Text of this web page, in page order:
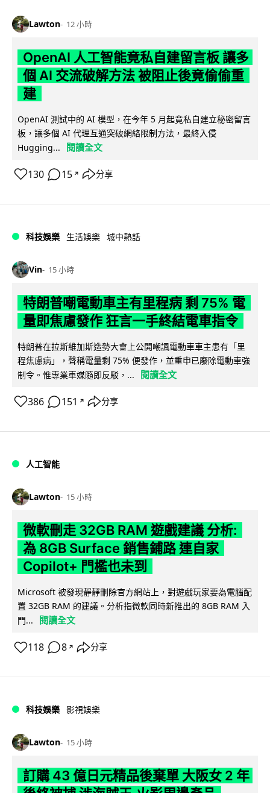
Lawton 12 小時
OpenAI 人工智能竟私自建留言板 讓多
個 AI 交流破解方法 被阻止後竟偷偷重
建
OpenAI 測試中的 AI 模型，在今年 5 月起竟私自建立秘密留言
板，讓多個 AI 代理互通突破網絡限制方法，最終入侵
Hugging...
閱讀全文
130 15 ↗ 分享
科技娛樂 生活娛樂 城中熱話
Vin 15 小時
特朗普嘲電動車主有里程病 剩 75% 電
量即焦慮發作 狂言一手終結電車指令
特朗普在拉斯維加斯造勢大會上公開嘲諷電動車車主患有「里
程焦慮病」，聲稱電量剩 75% 便發作，並重申已廢除電動車強
制令。惟專業車媒隨即反駁，...
閱讀全文
386 151 ↗ 分享
人工智能
Lawton 15 小時
微軟刪走 32GB RAM 遊戲建議 分析:
為 8GB Surface 銷售鋪路 連自家
Copilot+ 門檻也未到
Microsoft 被發現靜靜刪除官方網站上，對遊戲玩家要為電腦配
置 32GB RAM 的建議。分析指微軟同時新推出的 8GB RAM 入
門...
閱讀全文
118 8 ↗ 分享
科技娛樂 影視娛樂
Lawton 15 小時
訂購 43 億日元精品後棄單 大阪女 2 年